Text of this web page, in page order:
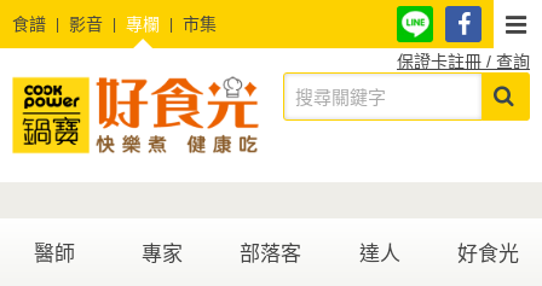
食譜 影音 專欄
市集
保證卡註冊 / 查詢
醫師 專家 部落客 達人 好食光